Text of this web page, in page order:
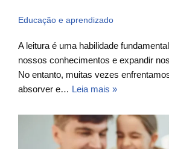
Educação e aprendizado
A leitura é uma habilidade
nossos conhecimentos e expandir
No entanto, muitas vezes
absorver e… Leia mais »